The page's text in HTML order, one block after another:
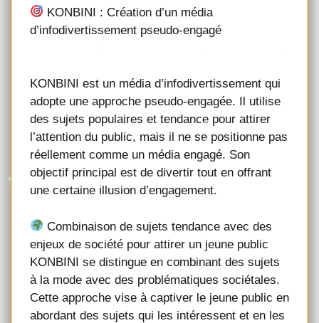
KONBINI : Création d’un média
d’infodivertissement pseudo-engagé
KONBINI est un média d’infodivertissement qui
adopte une approche pseudo-engagée. Il utilise
des sujets populaires et tendance pour attirer
l’attention du public, mais il ne se positionne pas
réellement comme un média engagé. Son
objectif principal est de divertir tout en offrant
une certaine illusion d’engagement.
Combinaison de sujets tendance avec des
enjeux de société pour attirer un jeune public
KONBINI se distingue en combinant des sujets
à la mode avec des problématiques sociétales.
Cette approche vise à captiver le jeune public en
abordant des sujets qui les intéressent et en les